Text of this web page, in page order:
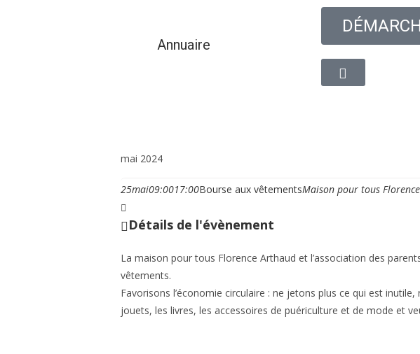
Annuaire
mai 2024
25mai09:0017:00Bourse aux vêtementsMaison pour tous
Détails de l'évènement
La maison pour tous Florence Arthaud et l’association des
vêtements.
Favorisons l’économie circulaire : ne jetons plus ce qui est
jouets, les livres, les accessoires de puériculture et de mode et